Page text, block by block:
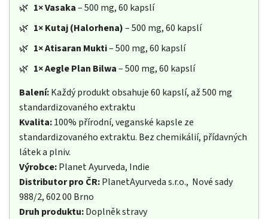
🌿 1×Vasaka– 500 mg, 60 kapslí
🌿 1×Kutaj (Halorhena)– 500 mg, 60 kapslí
🌿 1×Atisaran Mukti– 500 mg, 60 kapslí
🌿 1×Aegle Plan Bilwa– 500 mg, 60 kapslí
Balení:Každý produkt obsahuje 60 kapslí, až 500 mg
standardizovaného extraktu
Kvalita:100% přírodní, veganské kapsle ze
standardizovaného extraktu. Bez chemikálií, přídavných
látek a plniv.
Výrobce:Planet Ayurveda, Indie
Distributor pro ČR:PlanetAyurveda s.r.o., Nové sady
988/2, 602 00 Brno
Druh produktu:Doplněk stravy